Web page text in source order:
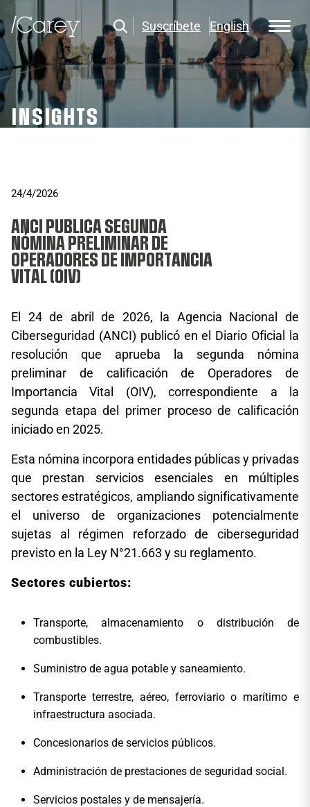
Suscríbete English
INSIGHTS
24/4/2026
ANCI PUBLICA SEGUNDA
NÓMINA PRELIMINAR DE
OPERADORES DE IMPORTANCIA
VITAL (OIV)
El 24 de abril de 2026, la Agencia Nacional de
Ciberseguridad (ANCI) publicó en el Diario Oficial la
resolución que aprueba la segunda nómina
preliminar de calificación de Operadores de
Importancia Vital (OIV), correspondiente a la
segunda etapa del primer proceso de calificación
iniciado en 2025.
Esta nómina incorpora entidades públicas y privadas
que prestan servicios esenciales en múltiples
sectores estratégicos, ampliando significativamente
el universo de organizaciones potencialmente
sujetas al régimen reforzado de ciberseguridad
previsto en la Ley N°21.663 y su reglamento.
Sectores cubiertos:
Transporte, almacenamiento o distribución de
combustibles.
Suministro de agua potable y saneamiento.
Transporte terrestre, aéreo, ferroviario o marítimo e
infraestructura asociada.
Concesionarios de servicios públicos.
Administración de prestaciones de seguridad social.
Servicios postales y de mensajería.